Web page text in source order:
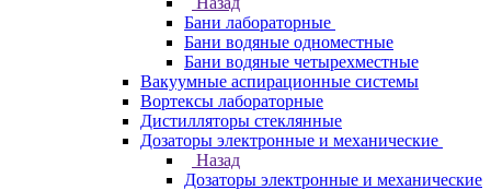
Бани лабораторные
Бани водяные одноместные
Бани водяные четырехместные
Вакуумные аспирационные системы
Вортексы лабораторные
Дистилляторы стеклянные
Дозаторы электронные и механические
Назад
Дозаторы электронные и механические